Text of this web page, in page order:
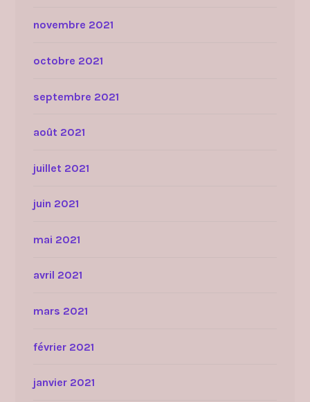
novembre 2021
octobre 2021
septembre 2021
août 2021
juillet 2021
juin 2021
mai 2021
avril 2021
mars 2021
février 2021
janvier 2021